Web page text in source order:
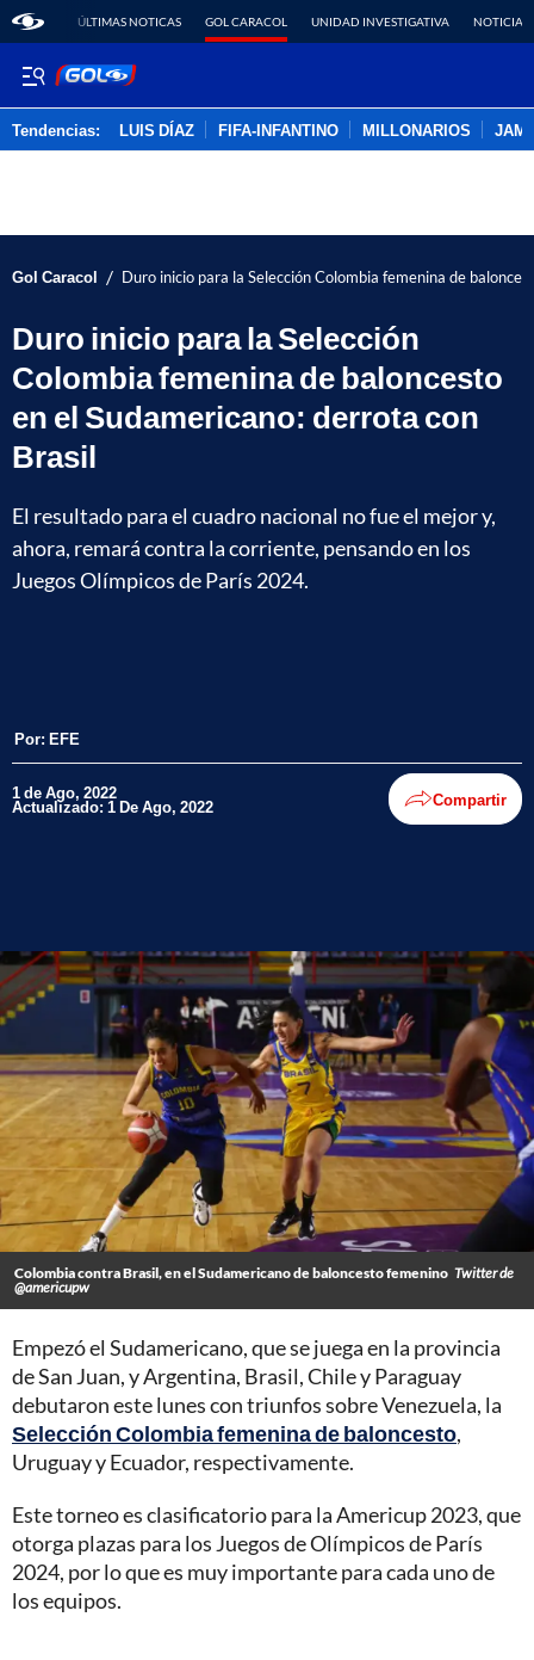
ÚLTIMAS NOTICAS GOL CARACOL UNIDAD INVESTIGATIVA NOTICIAS
Tendencias: LUIS DÍAZ FIFA-INFANTINO MILLONARIOS
Gol Caracol / Duro inicio para la Selección Colombia femenina de
Duro inicio para la Selección
Colombia femenina de baloncesto
en el Sudamericano: derrota con
Brasil
El resultado para el cuadro nacional no fue el mejor y,
ahora, remará contra la corriente, pensando en los
Juegos Olímpicos de París 2024.
Por: EFE
1 de Ago, 2022
Actualizado: 1 De Ago, 2022 Compartir
Colombia contra Brasil, en el Sudamericano de baloncesto femenino Twitter de
@americupw
Empezó el Sudamericano, que se juega en la provincia
de San Juan, y Argentina, Brasil, Chile y Paraguay
debutaron este lunes con triunfos sobre Venezuela, la
Selección Colombia femenina de baloncesto,
Uruguay y Ecuador, respectivamente.
Este torneo es clasificatorio para la Americup 2023, que
otorga plazas para los Juegos de Olímpicos de París
2024, por lo que es muy importante para cada uno de
los equipos.